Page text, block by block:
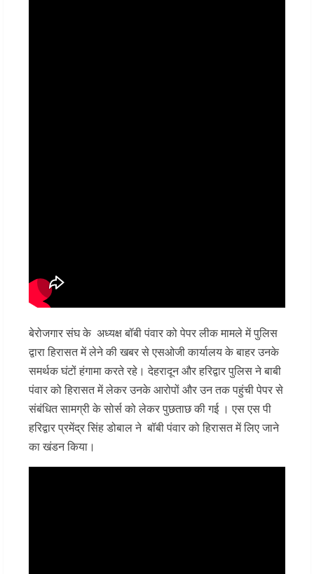
बेरोजगार संघ के अध्यक्ष बॉबी पंवार को पेपर लीक मामले में पुलिस
द्वारा हिरासत में लेने की खबर से एसओजी कार्यालय के बाहर उनके
समर्थक घंटों हंगामा करते रहे। देहरादून और हरिद्वार पुलिस ने बाबी
पंवार को हिरासत में लेकर उनके आरोपों और उन तक पहुंची पेपर से
संबंधित सामग्री के सोर्स को लेकर पुछताछ की गई । एस एस पी
हरिद्वार प्रमेंद्र सिंह डोबाल ने बॉबी पंवार को हिरासत में लिए जाने
का खंडन किया।